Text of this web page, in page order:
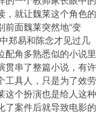
，就让魏莱这个角色的
前面魏莱突然地“变
郑易和陈念才见过几
配角多熟悉似的小说里
贯串了整篇小说，有许
工具人，只是为了效劳
这个扮演也是给人这种
了案件后就导致电影的